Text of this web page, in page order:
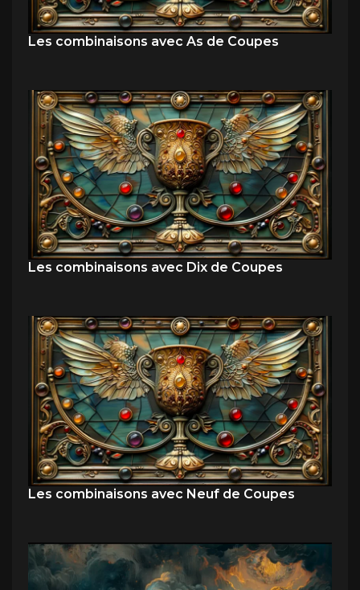
Les combinaisons avec As de Coupes
Les combinaisons avec Dix de Coupes
Les combinaisons avec Neuf de Coupes